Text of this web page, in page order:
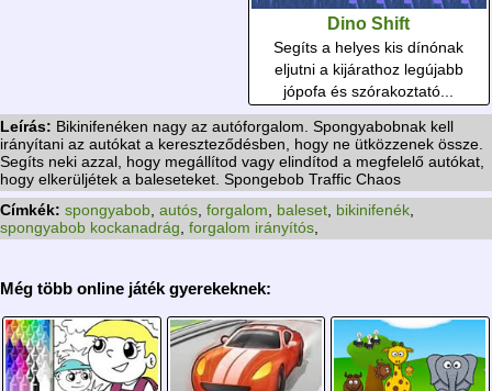
Dino Shift
Segíts a helyes kis dínónak
eljutni a kijárathoz legújabb
jópofa és szórakoztató...
Leírás: Bikinifenéken nagy az autóforgalom. Spongyabobnak kell
irányítani az autókat a kereszteződésben, hogy ne ütközzenek össze.
Segíts neki azzal, hogy megállítod vagy elindítod a megfelelő autókat,
hogy elkerüljétek a baleseteket. Spongebob Traffic Chaos
Címkék: spongyabob autós forgalom baleset bikinifenék
spongyabob kockanadrág forgalom irányítós
Még több online játék gyerekeknek: